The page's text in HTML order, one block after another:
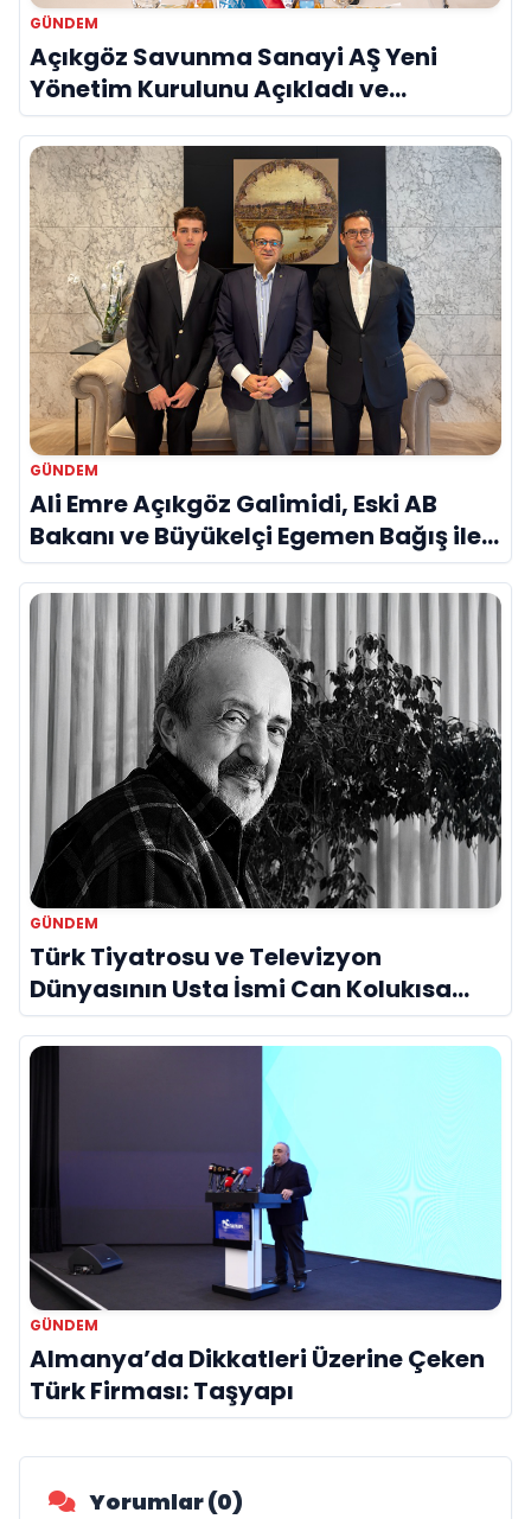
GÜNDEM
Açıkgöz Savunma Sanayi AŞ Yeni
Yönetim Kurulunu Açıkladı ve
Savunma Sanayinde Küresel Vizyon
Vurgusu
GÜNDEM
Ali Emre Açıkgöz Galimidi, Eski AB
Bakanı ve Büyükelçi Egemen Bağış ile
Bir Araya Geldi
GÜNDEM
Türk Tiyatrosu ve Televizyon
Dünyasının Usta İsmi Can Kolukısa
Hayatını Kaybetti
GÜNDEM
Almanya’da Dikkatleri Üzerine Çeken
Türk Firması: Taşyapı
Yorumlar (0)